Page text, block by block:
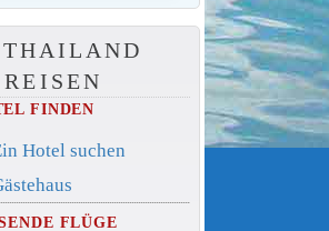
REISEN
FINDEN
Hotel suchen
FLÜGE